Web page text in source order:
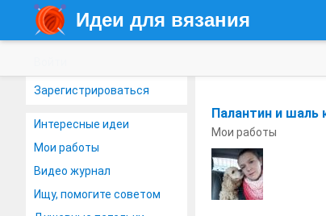
Идеи для вязания
Зарегистрироваться
Интересные идеи
Мои работы
Видео журнал
Ищу, помогите советом
Палантин и шаль
Мои работы